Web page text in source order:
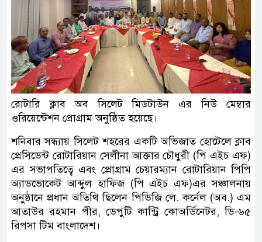
রোটারি ক্লাব অব সিলেট মিডটাউন এর নিউ মেম্বার
ওরিয়েন্টেশন প্রোগ্রাম অনুষ্ঠিত হয়েছে।
শনিবার সন্ধ্যায় সিলেট শহরের একটি অভিজাত হোটেলে ক্লাব
প্রেসিডেন্ট রোটারিয়ান সেলীনা আক্তার চৌধুরী (পি এইচ এফ)
এর সভাপতিত্বে এবং প্রোগ্রাম চেয়ারম্যান রোটারিয়ান পিপি
অ্যাডভোকেট আব্দুল হাফিজ (পি এইচ এফ)এর সঞ্চালনায়
অনুষ্ঠানে প্রধান অতিথি ছিলেন পিডিজি লে. কর্নেল (অব.) এম
আতাউর রহমান পীর, ডেপুটি কান্ট্রি কোঅর্ডিনেটর, ডি-৬৫
রিপসা টিম বাংলাদেশ।